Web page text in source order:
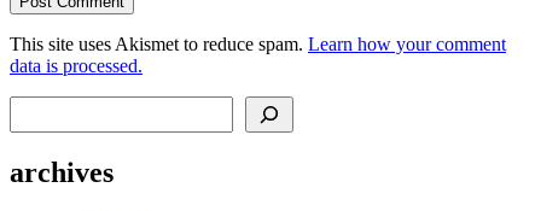
This site uses Akismet to reduce spam. Learn how your comment
data is processed.
archives